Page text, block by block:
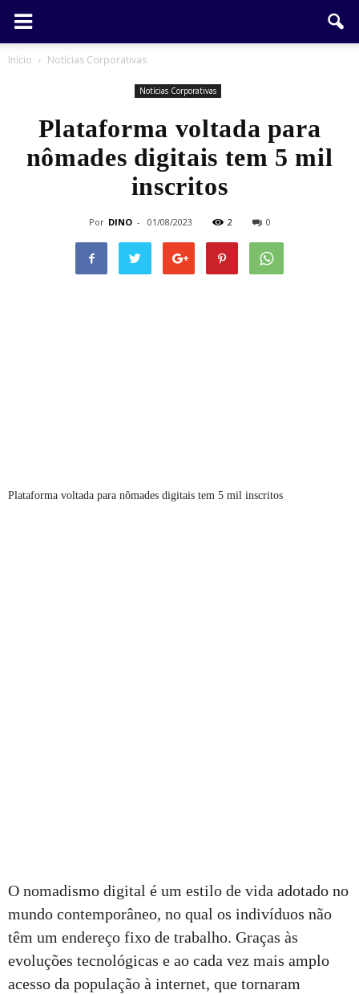
Início Notícias Corporativas
Notícias Corporativas
Plataforma voltada para
nômades digitais tem 5 mil
inscritos
Por DINO - 01/08/2023 2 0
Plataforma voltada para nômades digitais tem 5 mil inscritos
O nomadismo digital é um estilo de vida adotado no
mundo contemporâneo, no qual os indivíduos não
têm um endereço fixo de trabalho. Graças às
evoluções tecnológicas e ao cada vez mais amplo
acesso da população à internet, que tornaram